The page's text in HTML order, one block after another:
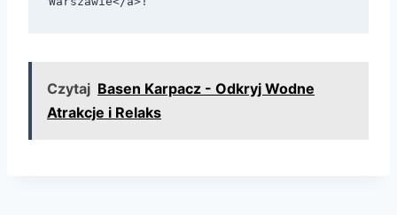
Czytaj Basen Karpacz - Odkryj Wodne
Atrakcje i Relaks